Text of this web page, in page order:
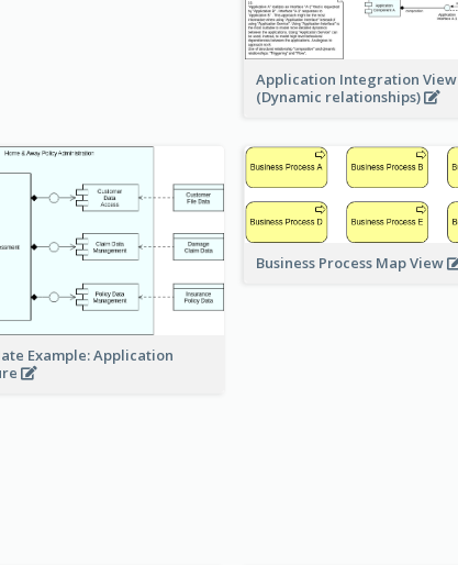
Application Integration View
(Dynamic relationships)
Example: Application
Business Process Map View